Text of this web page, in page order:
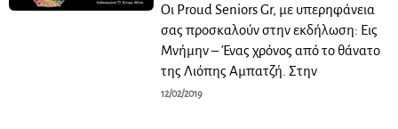
Οι Proud Seniors Gr, με υπερηφάνεια
σας προσκαλούν στην εκδήλωση: Eις
Μνήμην – Ένας χρόνος από το θάνατο
της Λιόπης Αμπατζή. Στην
12/02/2019